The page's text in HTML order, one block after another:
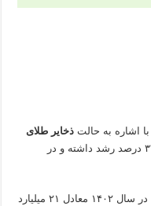
با اشاره به حالتذخایر طلای
خبرداد که این ذخایر در سال قبل ۳۷ درصد رشد داشته و در
به حرف های وی، مازاد تراز تجاری ایران که در سال ۱۴۰۲ معادل ۲۱ میلیارد